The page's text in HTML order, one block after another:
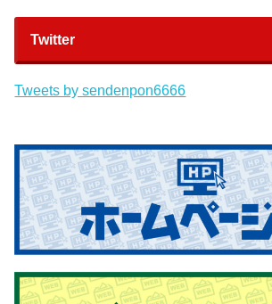
Twitter
Tweets by sendenpon6666